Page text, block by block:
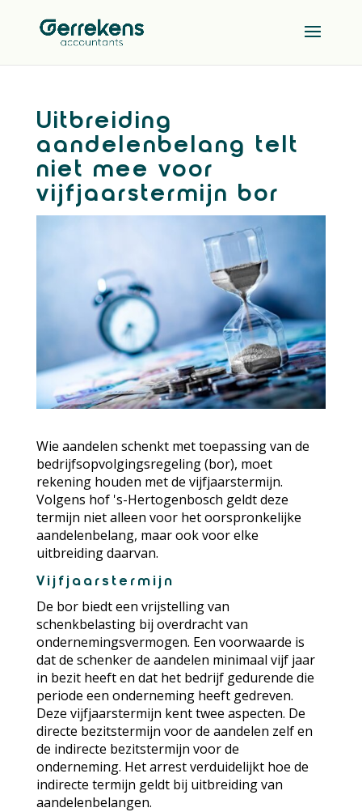
Uitbreiding
aandelenbelang telt
niet mee voor
vijfjaarstermijn bor
Wie aandelen schenkt met toepassing van de
bedrijfsopvolgingsregeling (bor), moet
rekening houden met de vijfjaarstermijn.
Volgens hof 's-Hertogenbosch geldt deze
termijn niet alleen voor het oorspronkelijke
aandelenbelang, maar ook voor elke
uitbreiding daarvan.
Vijfjaarstermijn
De bor biedt een vrijstelling van
schenkbelasting bij overdracht van
ondernemingsvermogen. Een voorwaarde is
dat de schenker de aandelen minimaal vijf jaar
in bezit heeft en dat het bedrijf gedurende die
periode een onderneming heeft gedreven.
Deze vijfjaarstermijn kent twee aspecten. De
directe bezitstermijn voor de aandelen zelf en
de indirecte bezitstermijn voor de
onderneming. Het arrest verduidelijkt hoe de
indirecte termijn geldt bij uitbreiding van
aandelenbelangen.